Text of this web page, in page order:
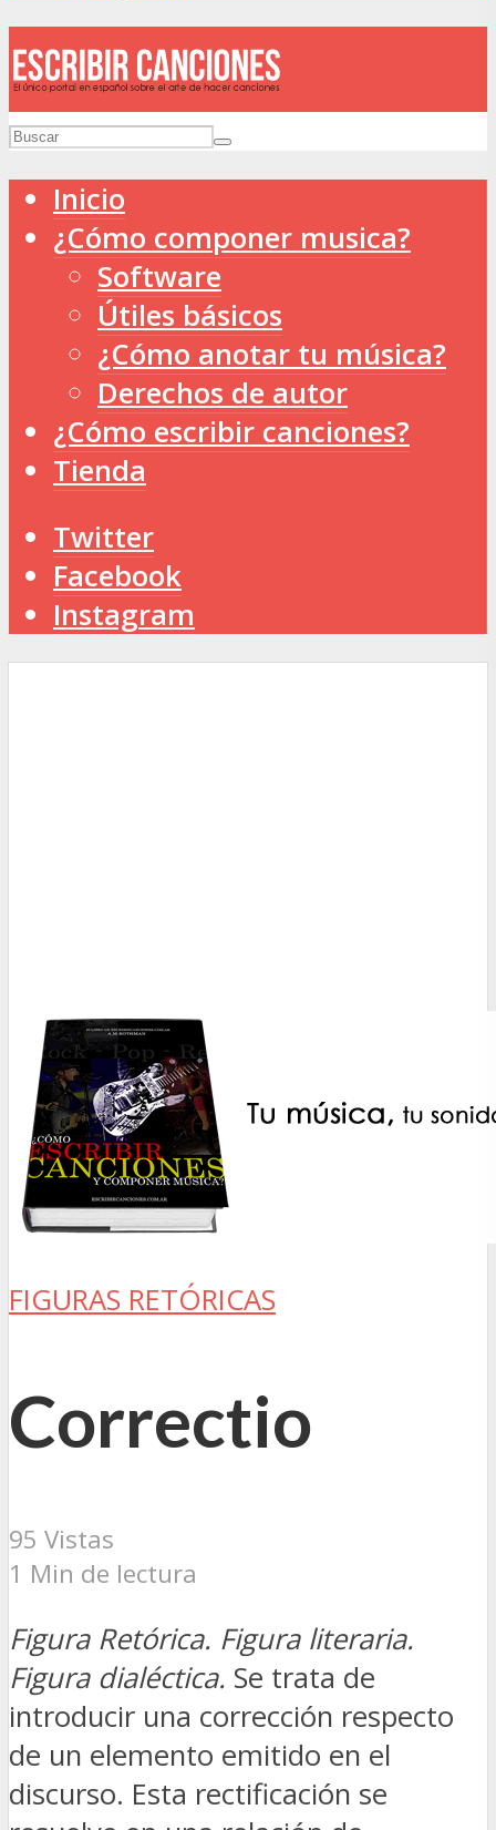
Inicio
¿Cómo componer musica?
Software
Útiles básicos
¿Cómo anotar tu música?
Derechos de autor
¿Cómo escribir canciones?
Tienda
Twitter
Facebook
Instagram
FIGURAS RETÓRICAS
Correctio
95 Vistas
1 Min de lectura
Figura Retórica. Figura literaria.
Figura dialéctica. Se trata de
introducir una corrección respecto
de un elemento emitido en el
discurso. Esta rectificación se